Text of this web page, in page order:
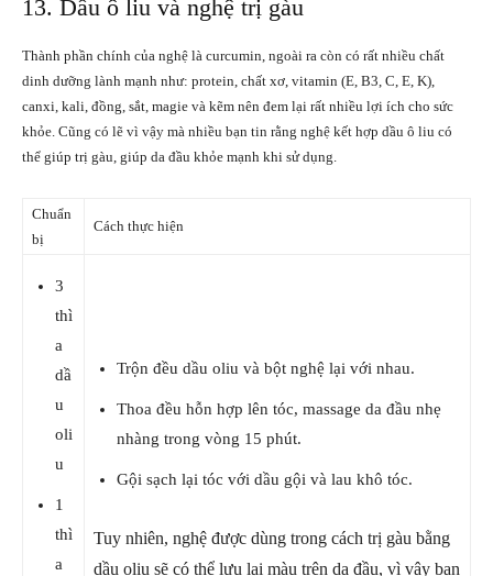
13. Dầu ô liu và nghệ trị gàu
Thành phần chính của nghệ là curcumin, ngoài ra còn có rất nhiều chất
dinh dưỡng lành mạnh như: protein, chất xơ, vitamin (E, B3, C, E, K),
canxi, kali, đồng, sắt, magie và kẽm nên đem lại rất nhiều lợi ích cho sức
khỏe. Cũng có lẽ vì vậy mà nhiều bạn tin rằng nghệ kết hợp dầu ô liu có
thể giúp trị gàu, giúp da đầu khỏe mạnh khi sử dụng.
Chuẩn
bị
Cách thực hiện
3
thì
a
dầ
u
oli
u
1
thì
a
Trộn đều dầu oliu và bột nghệ lại với nhau.
Thoa đều hỗn hợp lên tóc, massage da đầu nhẹ
nhàng trong vòng 15 phút.
Gội sạch lại tóc với dầu gội và lau khô tóc.
Tuy nhiên, nghệ được dùng trong cách trị gàu bằng
dầu oliu sẽ có thể lưu lại màu trên da đầu, vì vậy bạn